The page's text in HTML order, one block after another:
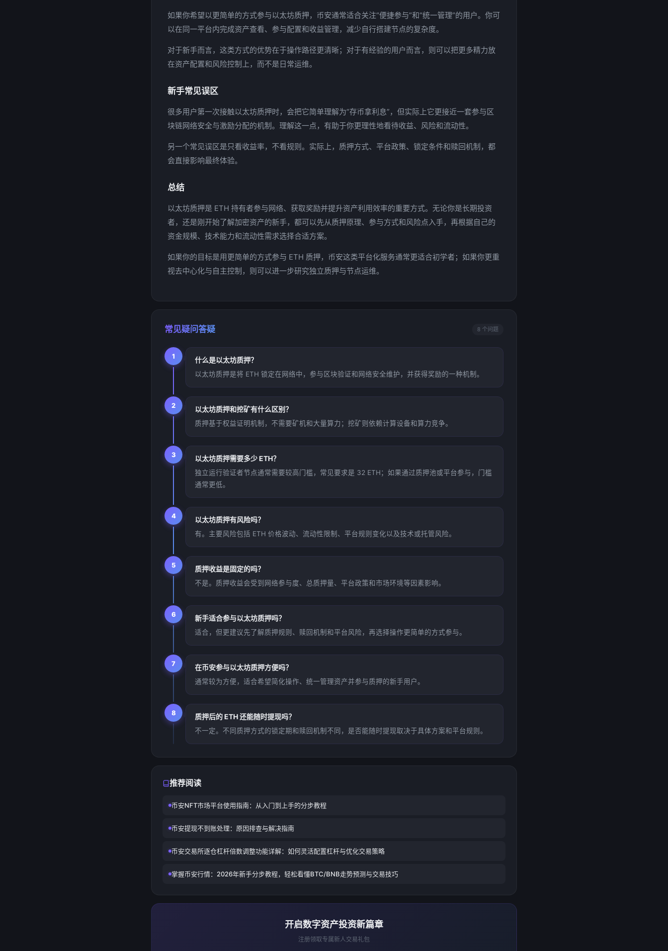
如果你希望以更简单的方式参与以太坊质押，币安通常适合关注“便捷参与”和“统一管理”的用户。你可
以在同一平台内完成资产查看、参与配置和收益管理，减少自行搭建节点的复杂度。
对于新手而言，这类方式的优势在于操作路径更清晰；对于有经验的用户而言，则可以把更多精力放
在资产配置和风险控制上，而不是日常运维。
新手常见误区
很多用户第一次接触以太坊质押时，会把它简单理解为“存币拿利息”，但实际上它更接近一套参与区
块链网络安全与激励分配的机制。理解这一点，有助于你更理性地看待收益、风险和流动性。
另一个常见误区是只看收益率，不看规则。实际上，质押方式、平台政策、锁定条件和赎回机制，都
会直接影响最终体验。
总结
以太坊质押是 ETH 持有者参与网络、获取奖励并提升资产利用效率的重要方式。无论你是长期投资
者，还是刚开始了解加密资产的新手，都可以先从质押原理、参与方式和风险点入手，再根据自己的
资金规模、技术能力和流动性需求选择合适方案。
如果你的目标是用更简单的方式参与 ETH 质押，币安这类平台化服务通常更适合初学者；如果你更重
视去中心化与自主控制，则可以进一步研究独立质押与节点运维。
常见疑问答疑 8 个问题
1 什么是以太坊质押？
以太坊质押是将 ETH 锁定在网络中，参与区块验证和网络安全维护，并获得奖励的一种机制。
2 以太坊质押和挖矿有什么区别？
质押基于权益证明机制，不需要矿机和大量算力；挖矿则依赖计算设备和算力竞争。
3 以太坊质押需要多少 ETH？
独立运行验证者节点通常需要较高门槛，常见要求是 32 ETH；如果通过质押池或平台参与，门槛
通常更低。
4 以太坊质押有风险吗？
有。主要风险包括 ETH 价格波动、流动性限制、平台规则变化以及技术或托管风险。
5 质押收益是固定的吗？
不是。质押收益会受到网络参与度、总质押量、平台政策和市场环境等因素影响。
6 新手适合参与以太坊质押吗？
适合，但更建议先了解质押规则、赎回机制和平台风险，再选择操作更简单的方式参与。
7 在币安参与以太坊质押方便吗？
通常较为方便，适合希望简化操作、统一管理资产并参与质押的新手用户。
8 质押后的 ETH 还能随时提现吗？
不一定。不同质押方式的锁定期和赎回机制不同，是否能随时提现取决于具体方案和平台规则。
推荐阅读
币安NFT市场平台使用指南：从入门到上手的分步教程
币安提现不到账处理：原因排查与解决指南
币安交易所逐仓杠杆倍数调整功能详解：如何灵活配置杠杆与优化交易策略
掌握币安行情：2026年新手分步教程，轻松看懂BTC/BNB走势预测与交易技巧
开启数字资产投资新篇章
注册领取专属新人交易礼包